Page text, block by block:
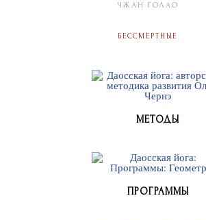
ЧЖАН ГОЛАО
Бессмертные
МЕТОДЫ
ПРОГРАММЫ